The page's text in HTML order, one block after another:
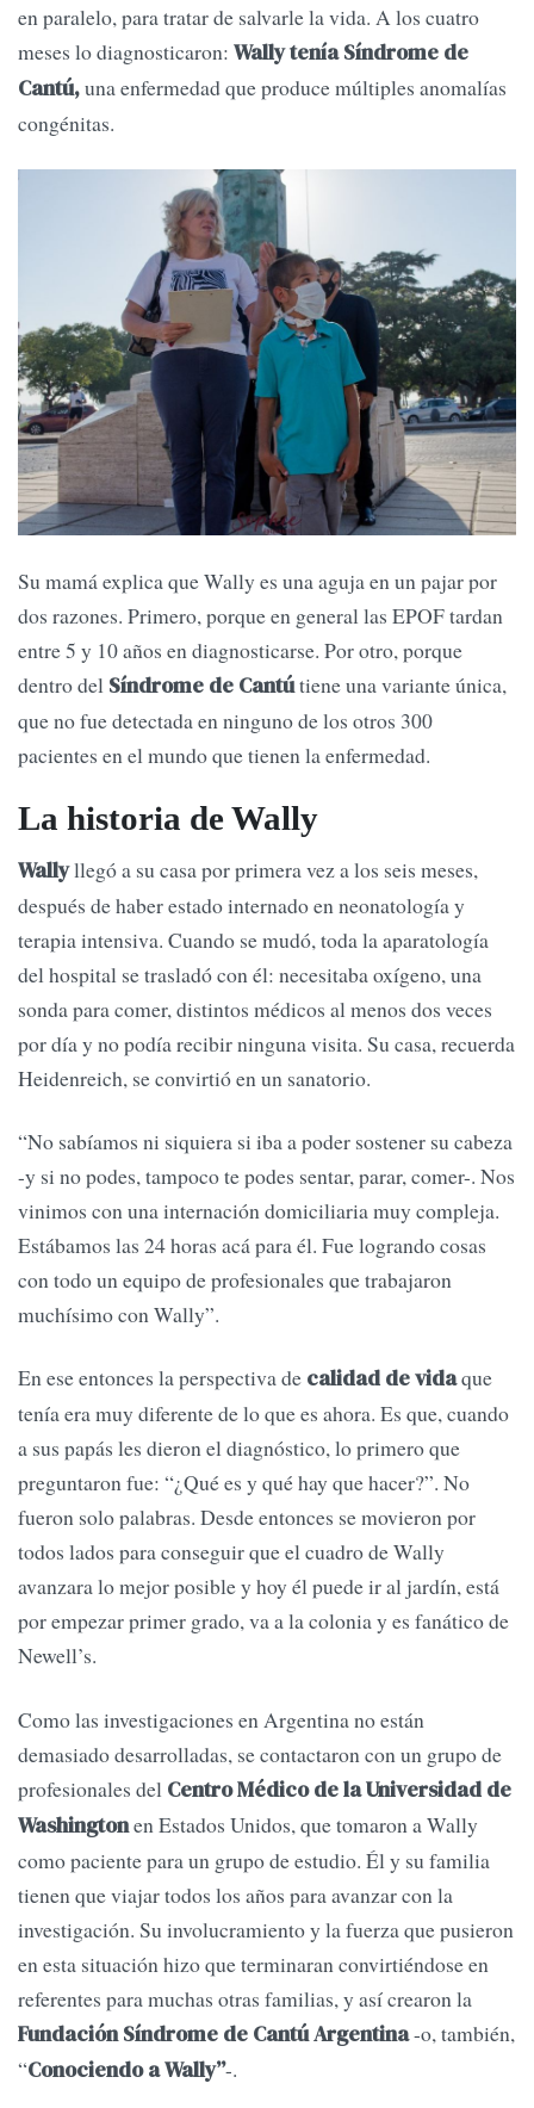
en paralelo, para tratar de salvarle la vida. A los cuatro
meses lo diagnosticaron: Wally tenía Síndrome de
Cantú,una enfermedad que produce múltiples anomalías
congénitas.
Su mamá explica que Wally es una aguja en un pajar por
dos razones. Primero, porque en general las EPOF tardan
entre 5 y 10 años en diagnosticarse. Por otro, porque
dentro del Síndrome de Cantútiene una variante única,
que no fue detectada en ninguno de los otros 300
pacientes en el mundo que tienen la enfermedad.
La historia de Wally
Wallyllegó a su casa por primera vez a los seis meses,
después de haber estado internado en neonatología y
terapia intensiva. Cuando se mudó, toda la aparatología
del hospital se trasladó con él: necesitaba oxígeno, una
sonda para comer, distintos médicos al menos dos veces
por día y no podía recibir ninguna visita. Su casa, recuerda
Heidenreich, se convirtió en un sanatorio.
“No sabíamos ni siquiera si iba a poder sostener su cabeza
-y si no podes, tampoco te podes sentar, parar, comer-. Nos
vinimos con una internación domiciliaria muy compleja.
Estábamos las 24 horas acá para él. Fue logrando cosas
con todo un equipo de profesionales que trabajaron
muchísimo con Wally”.
En ese entonces la perspectiva de calidad de vidaque
tenía era muy diferente de lo que es ahora. Es que, cuando
a sus papás les dieron el diagnóstico, lo primero que
preguntaron fue: “¿Qué es y qué hay que hacer?”. No
fueron solo palabras. Desde entonces se movieron por
todos lados para conseguir que el cuadro de Wally
avanzara lo mejor posible y hoy él puede ir al jardín, está
por empezar primer grado, va a la colonia y es fanático de
Newell’s.
Como las investigaciones en Argentina no están
demasiado desarrolladas, se contactaron con un grupo de
profesionales del Centro Médico de la Universidad de
Washingtonen Estados Unidos, que tomaron a Wally
como paciente para un grupo de estudio. Él y su familia
tienen que viajar todos los años para avanzar con la
investigación. Su involucramiento y la fuerza que pusieron
en esta situación hizo que terminaran convirtiéndose en
referentes para muchas otras familias, y así crearon la
Fundación Síndrome de Cantú Argentina-o, también,
“Conociendo a Wally”-.